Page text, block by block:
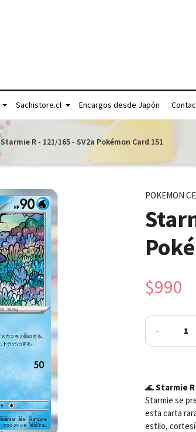
Sachistore.cl Encargos desde Japón
Starmie R - 121/165 - SV2a Pokémon Card 151
POKEMON
$990
-
🌊Starmie
Starmie se
esta carta
estilo,